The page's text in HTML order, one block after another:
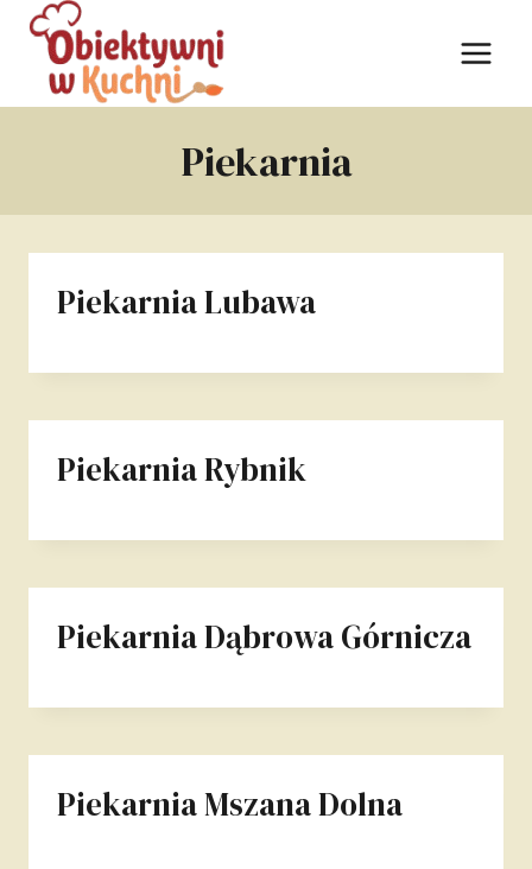
Przejdź
treści
Piekarnia
Piekarnia Lubawa
Piekarnia Rybnik
Piekarnia Dąbrowa Górnicza
Piekarnia Mszana Dolna